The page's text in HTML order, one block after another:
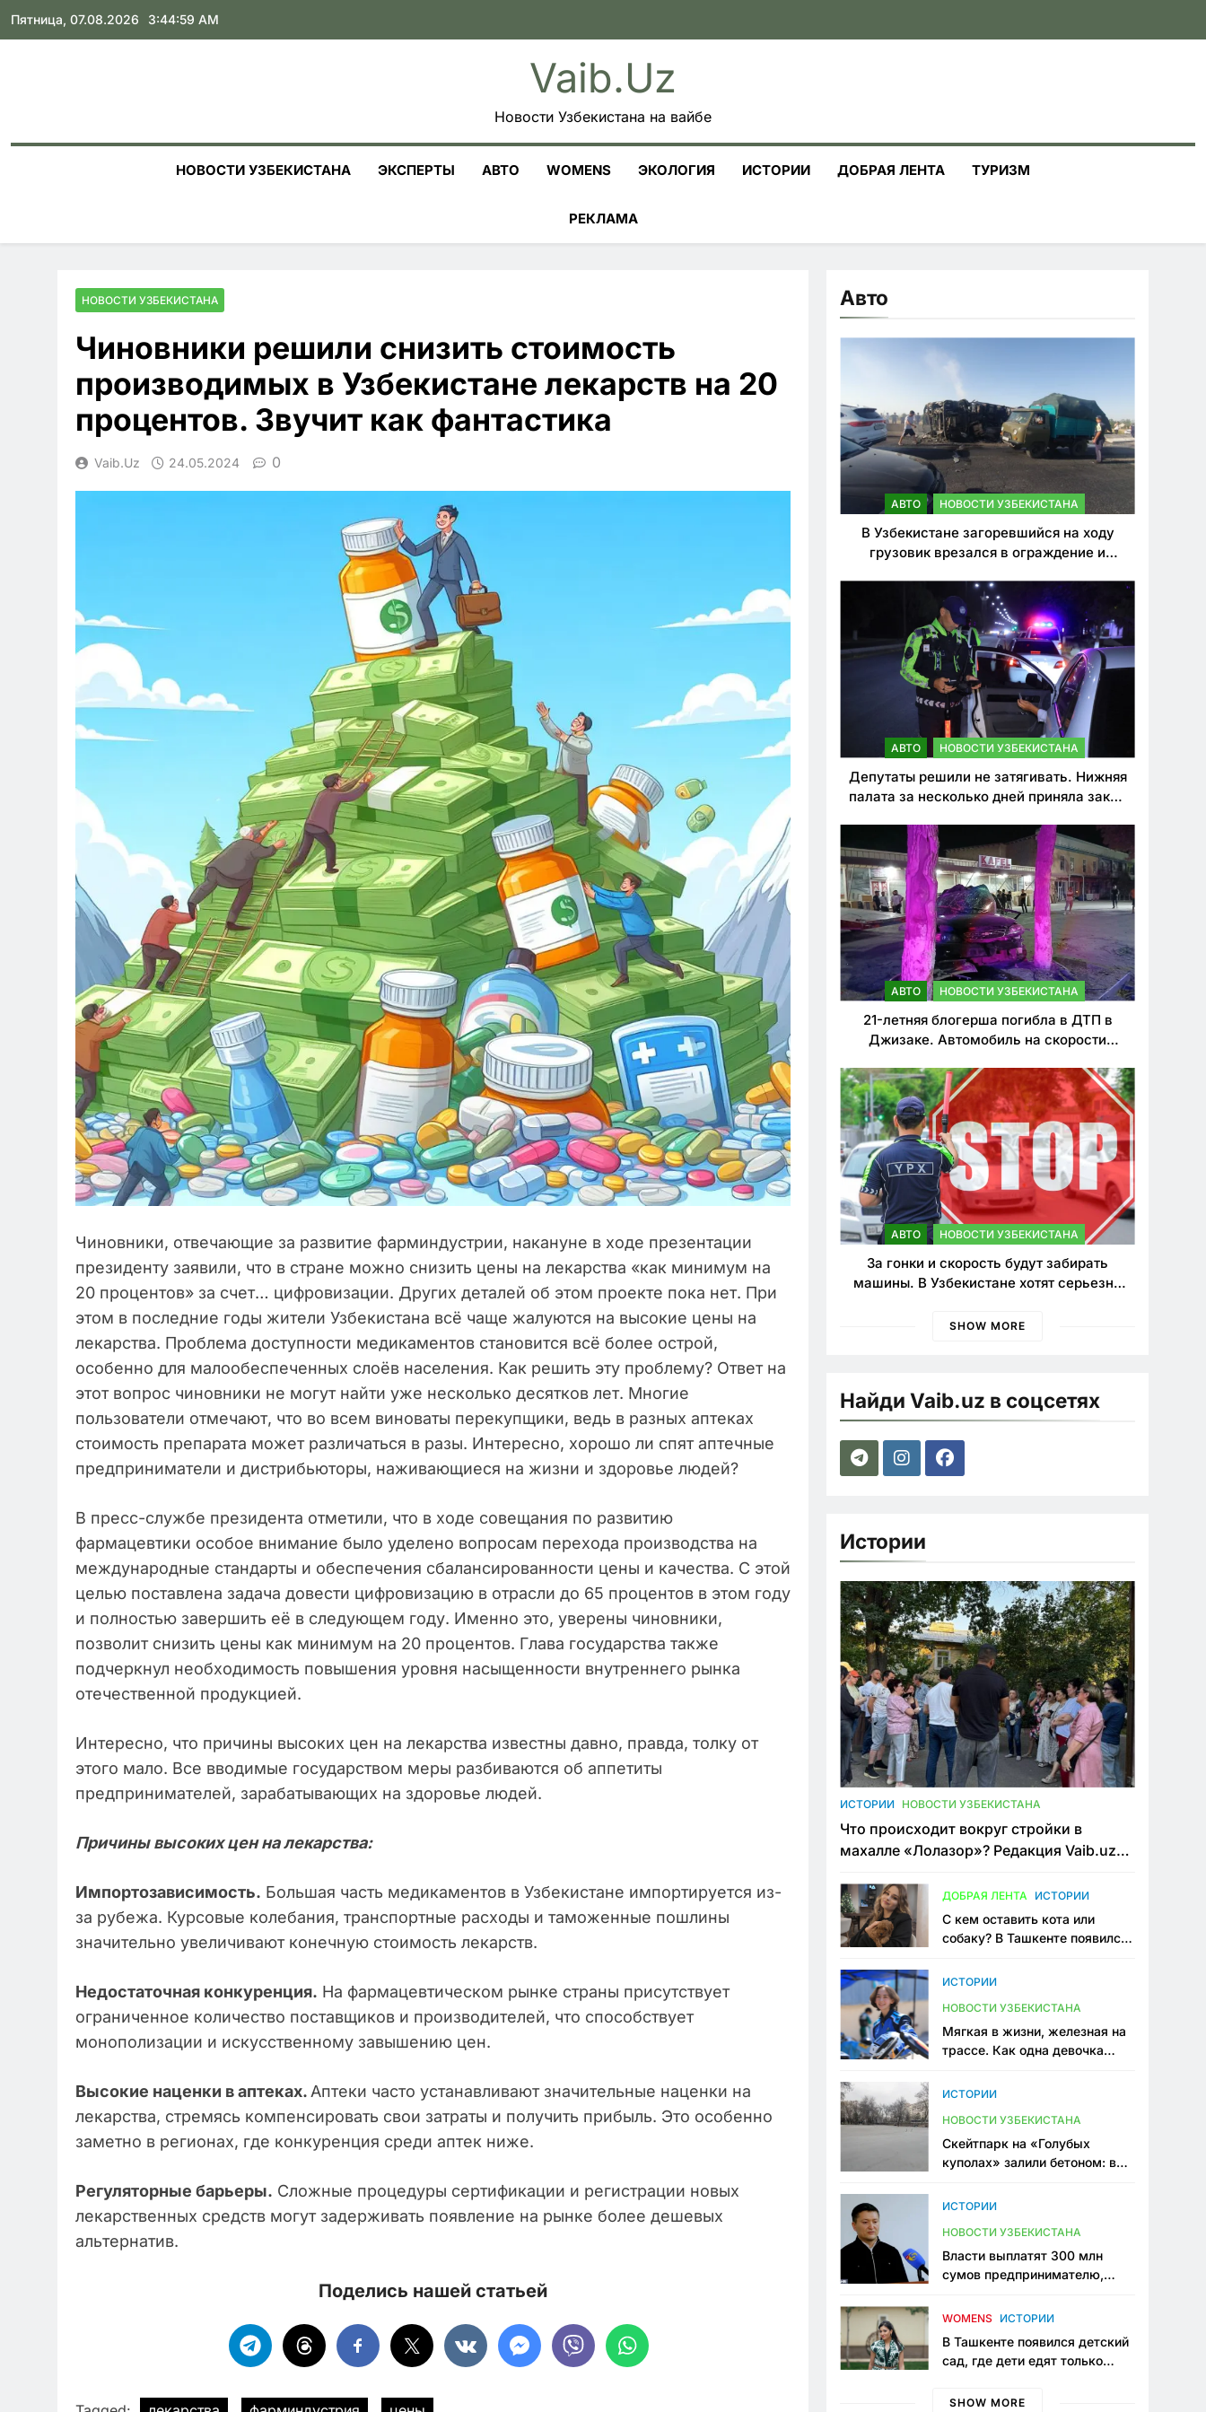
Skip
Пятница, 07.08.2026 3:45:00 AM
Vaib.uz
Новости Узбекистана на вайбе
НОВОСТИ УЗБЕКИСТАНА ЭКСПЕРТЫ АВТО WOMENS ЭКОЛОГИЯ ИСТОРИИ ДОБРАЯ ЛЕНТА ТУРИЗМ
РЕКЛАМА
НОВОСТИ УЗБЕКИСТАНА
Чиновники решили снизить стоимость
производимых в Узбекистане лекарств на 20
процентов. Звучит как фантастика
Vaib.uz 24.05.2024 0
Чиновники, отвечающие за развитие фарминдустрии, накануне в ходе презентации
президенту заявили, что в стране можно снизить цены на лекарства «как минимум на
20 процентов» за счет… цифровизации. Других деталей об этом проекте пока нет. При
этом в последние годы жители Узбекистана всё чаще жалуются на высокие цены на
лекарства. Проблема доступности медикаментов становится всё более острой,
особенно для малообеспеченных слоёв населения. Как решить эту проблему? Ответ на
этот вопрос чиновники не могут найти уже несколько десятков лет. Многие
пользователи отмечают, что во всем виноваты перекупщики, ведь в разных аптеках
стоимость препарата может различаться в разы. Интересно, хорошо ли спят аптечные
предприниматели и дистрибьюторы, наживающиеся на жизни и здоровье людей?
В пресс-службе президента отметили, что в ходе совещания по развитию
фармацевтики особое внимание было уделено вопросам перехода производства на
международные стандарты и обеспечения сбалансированности цены и качества. С этой
целью поставлена задача довести цифровизацию в отрасли до 65 процентов в этом году
и полностью завершить её в следующем году. Именно это, уверены чиновники,
позволит снизить цены как минимум на 20 процентов. Глава государства также
подчеркнул необходимость повышения уровня насыщенности внутреннего рынка
отечественной продукцией.
Интересно, что причины высоких цен на лекарства известны давно, правда, толку от
этого мало. Все вводимые государством меры разбиваются об аппетиты
предпринимателей, зарабатывающих на здоровье людей.
Причины высоких цен на лекарства:
Импортозависимость. Большая часть медикаментов в Узбекистане импортируется из-
за рубежа. Курсовые колебания, транспортные расходы и таможенные пошлины
значительно увеличивают конечную стоимость лекарств.
Недостаточная конкуренция. На фармацевтическом рынке страны присутствует
ограниченное количество поставщиков и производителей, что способствует
монополизации и искусственному завышению цен.
Высокие наценки в аптеках.Аптеки часто устанавливают значительные наценки на
лекарства, стремясь компенсировать свои затраты и получить прибыль. Это особенно
заметно в регионах, где конкуренция среди аптек ниже.
Регуляторные барьеры. Сложные процедуры сертификации и регистрации новых
лекарственных средств могут задерживать появление на рынке более дешевых
альтернатив.
Поделись нашей статьей
Авто
АВТО НОВОСТИ УЗБЕКИСТАНА
В Узбекистане загоревшийся на ходу
грузовик врезался в ограждение и
АВТО НОВОСТИ УЗБЕКИСТАНА
Депутаты решили не затягивать. Нижняя
палата за несколько дней приняла закон
нарушителей ПДД
АВТО НОВОСТИ УЗБЕКИСТАНА
21-летняя блогерша погибла в ДТП в
Джизаке. Автомобиль на скорости
АВТО НОВОСТИ УЗБЕКИСТАНА
За гонки и скорость будут забирать
машины. В Узбекистане хотят серьезно
SHOW MORE
Найди Vaib.uz в соцсетях
Истории
ИСТОРИИ НОВОСТИ УЗБЕКИСТАНА
Что происходит вокруг стройки в
махалле «Лолазор»? Редакция Vaib.uz
конфликта
ДОБРАЯ ЛЕНТА ИСТОРИИ
С кем оставить кота или
собаку? В Ташкенте появился
ИСТОРИИ
НОВОСТИ УЗБЕКИСТАНА
Мягкая в жизни, железная на
трассе. Как одна девочка
Узбекистане
ИСТОРИИ
НОВОСТИ УЗБЕКИСТАНА
Скейтпарк на «Голубых
куполах» залили бетоном: в
одно общественное
ИСТОРИИ
НОВОСТИ УЗБЕКИСТАНА
Власти выплатят 300 млн
сумов предпринимателю,
тюрьме по незаконному
WOMENS ИСТОРИИ
В Ташкенте появился детский
сад, где дети едят только
мама, которая устала просить
SHOW MORE